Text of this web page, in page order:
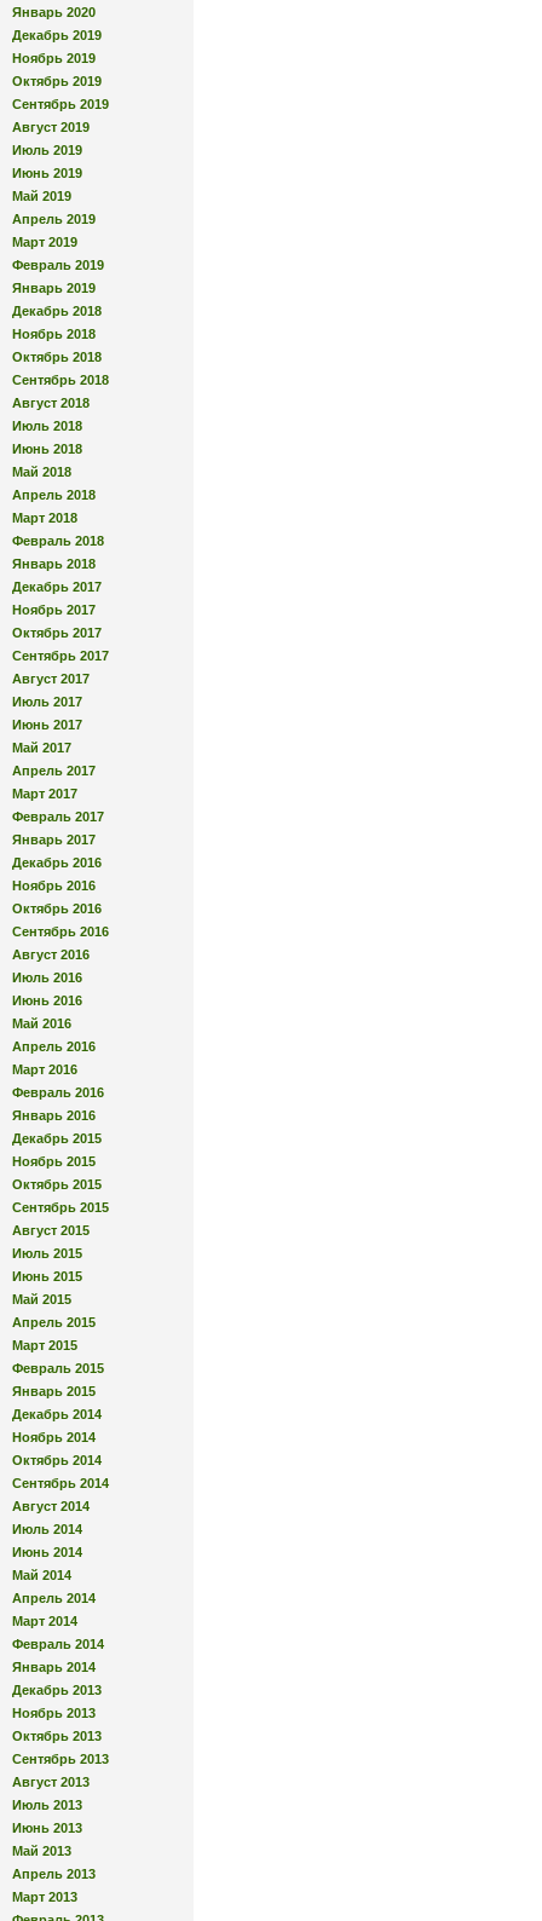
Январь 2020
Декабрь 2019
Ноябрь 2019
Октябрь 2019
Сентябрь 2019
Август 2019
Июль 2019
Июнь 2019
Май 2019
Апрель 2019
Март 2019
Февраль 2019
Январь 2019
Декабрь 2018
Ноябрь 2018
Октябрь 2018
Сентябрь 2018
Август 2018
Июль 2018
Июнь 2018
Май 2018
Апрель 2018
Март 2018
Февраль 2018
Январь 2018
Декабрь 2017
Ноябрь 2017
Октябрь 2017
Сентябрь 2017
Август 2017
Июль 2017
Июнь 2017
Май 2017
Апрель 2017
Март 2017
Февраль 2017
Январь 2017
Декабрь 2016
Ноябрь 2016
Октябрь 2016
Сентябрь 2016
Август 2016
Июль 2016
Июнь 2016
Май 2016
Апрель 2016
Март 2016
Февраль 2016
Январь 2016
Декабрь 2015
Ноябрь 2015
Октябрь 2015
Сентябрь 2015
Август 2015
Июль 2015
Июнь 2015
Май 2015
Апрель 2015
Март 2015
Февраль 2015
Январь 2015
Декабрь 2014
Ноябрь 2014
Октябрь 2014
Сентябрь 2014
Август 2014
Июль 2014
Июнь 2014
Май 2014
Апрель 2014
Март 2014
Февраль 2014
Январь 2014
Декабрь 2013
Ноябрь 2013
Октябрь 2013
Сентябрь 2013
Август 2013
Июль 2013
Июнь 2013
Май 2013
Апрель 2013
Март 2013